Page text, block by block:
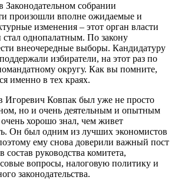
Законодательном собрании
произошли вполне ожидаемые и
изменения – этот орган власти
стал однопалатным. По закону
внеочередные выборы. Кандидатуру
избиратели, на этот раз по
округу. Как вы помните,
именно в тех краях.
Игоревич Ковпак был уже не просто
но и очень деятельным и опытным
хорошо знал, чем живет
Он был одним из лучших экономистов
ему снова доверили важный пост
руководства комитета,
вопросы, налоговую политику и
законодательства.